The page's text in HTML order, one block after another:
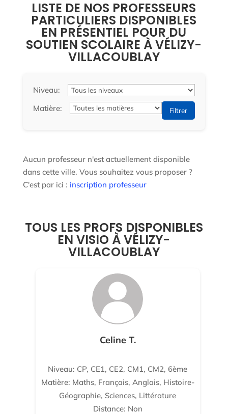
LISTE DE NOS PROFESSEURS
PARTICULIERS DISPONIBLES
EN PRÉSENTIEL POUR DU
SOUTIEN SCOLAIRE À VÉLIZY-
VILLACOUBLAY
Niveau:
Matière:
Filtrer
Aucun professeur n'est actuellement disponible
dans cette ville. Vous souhaitez vous proposer ?
C'est par ici : inscription professeur
TOUS LES PROFS DISPONIBLES
EN VISIO À VÉLIZY-
VILLACOUBLAY
Celine T.
Niveau: CP, CE1, CE2, CM1, CM2, 6ème
Matière: Maths, Français, Anglais, Histoire-
Géographie, Sciences, Littérature
Distance: Non